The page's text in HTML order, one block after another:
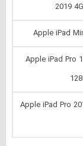
2019
Apple iPad
Apple iPad Pro
Apple iPad Pro